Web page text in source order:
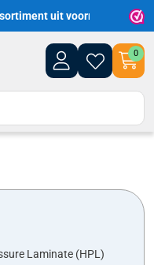
leverbaar
0
Laminate (HPL)